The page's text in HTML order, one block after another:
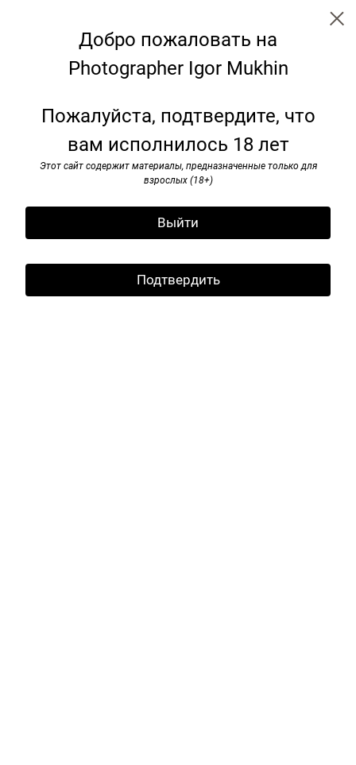
Добро пожаловать на
Photographer Igor Mukhin
Пожалуйста, подтвердите, что
вам исполнилось 18 лет
Этот сайт содержит материалы, предназначенные только для
взрослых (18+)
Выйти
Подтвердить
Benches: transformation for the
future